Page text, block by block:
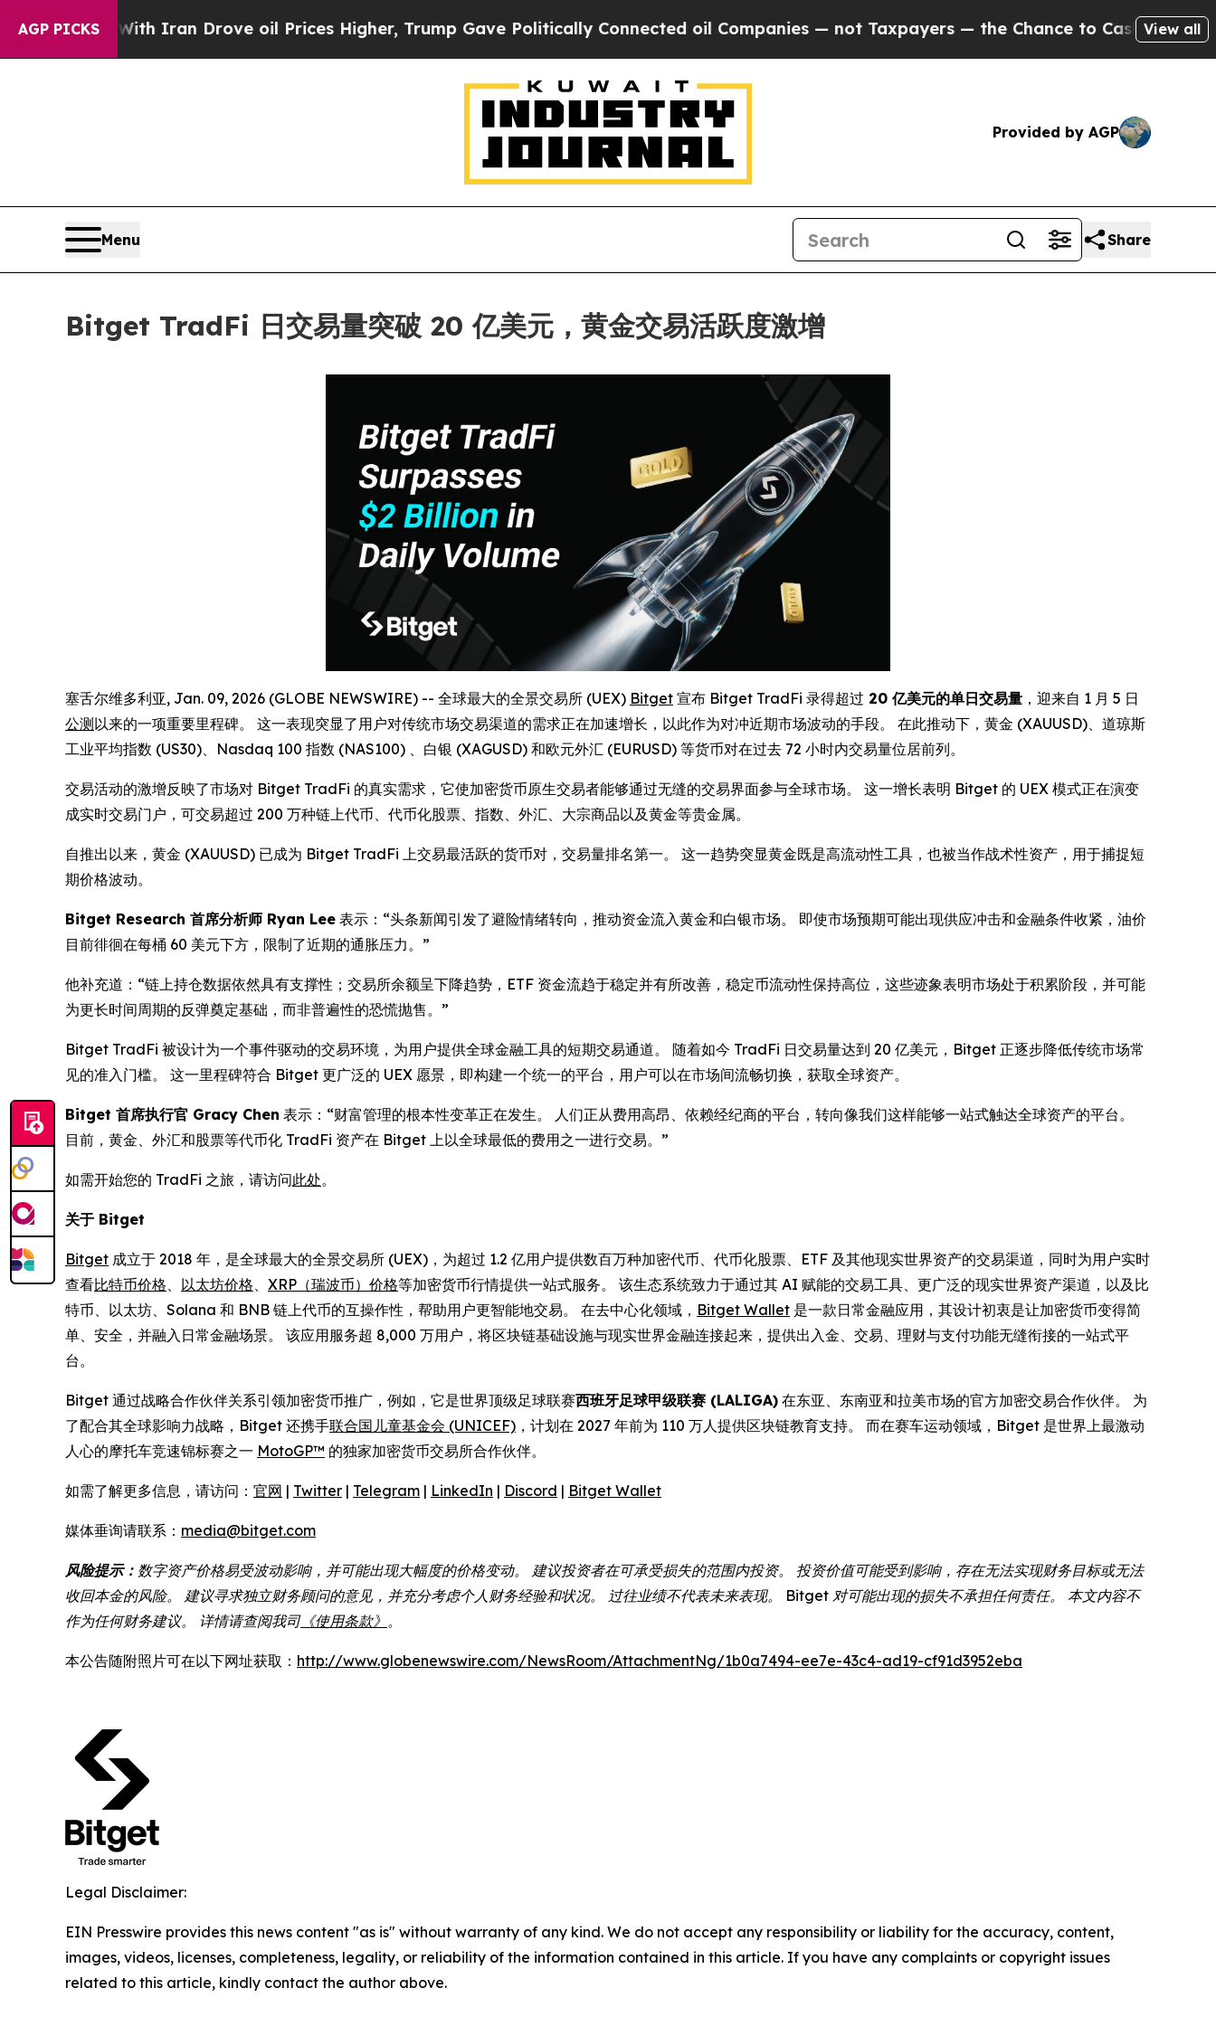
AGP PICKS
With Iran Drove oil Prices Higher, Trump Gave Politically Connected oil Companies — not Taxpayers — the Chance to Cash in on PubliclyView all
Provided by AGP
Menu Share
Bitget TradFi 日交易量突破 20 亿美元，黄金交易活跃度激增
塞舌尔维多利亚, Jan. 09, 2026 (GLOBE NEWSWIRE) -- 全球最大的全景交易所 (UEX) Bitget 宣布 Bitget TradFi 录得超过 20 亿美元的单日交易量 ，迎来自 1 月 5 日
公测以来的一项重要里程碑。 这一表现突显了用户对传统市场交易渠道的需求正在加速增长，以此作为对冲近期市场波动的手段。 在此推动下，黄金 (XAUUSD)、道琼斯
工业平均指数 (US30)、Nasdaq 100 指数 (NAS100) 、白银 (XAGUSD) 和欧元外汇 (EURUSD) 等货币对在过去 72 小时内交易量位居前列。
交易活动的激增反映了市场对 Bitget TradFi 的真实需求，它使加密货币原生交易者能够通过无缝的交易界面参与全球市场。 这一增长表明 Bitget 的 UEX 模式正在演变
成实时交易门户，可交易超过 200 万种链上代币、代币化股票、指数、外汇、大宗商品以及黄金等贵金属。
自推出以来，黄金 (XAUUSD) 已成为 Bitget TradFi 上交易最活跃的货币对，交易量排名第一。 这一趋势突显黄金既是高流动性工具，也被当作战术性资产，用于捕捉短
期价格波动。
Bitget Research 首席分析师 Ryan Lee 表示：“头条新闻引发了避险情绪转向，推动资金流入黄金和白银市场。 即使市场预期可能出现供应冲击和金融条件收紧，油价
目前徘徊在每桶 60 美元下方，限制了近期的通胀压力。”
他补充道：“链上持仓数据依然具有支撑性；交易所余额呈下降趋势，ETF 资金流趋于稳定并有所改善，稳定币流动性保持高位，这些迹象表明市场处于积累阶段，并可能
为更长时间周期的反弹奠定基础，而非普遍性的恐慌抛售。”
Bitget TradFi 被设计为一个事件驱动的交易环境，为用户提供全球金融工具的短期交易通道。 随着如今 TradFi 日交易量达到 20 亿美元，Bitget 正逐步降低传统市场常
见的准入门槛。 这一里程碑符合 Bitget 更广泛的 UEX 愿景，即构建一个统一的平台，用户可以在市场间流畅切换，获取全球资产。
Bitget 首席执行官 Gracy Chen 表示：“财富管理的根本性变革正在发生。 人们正从费用高昂、依赖经纪商的平台，转向像我们这样能够一站式触达全球资产的平台。
目前，黄金、外汇和股票等代币化 TradFi 资产在 Bitget 上以全球最低的费用之一进行交易。”
如需开始您的 TradFi 之旅，请访问此处。
关于 Bitget
Bitget 成立于 2018 年，是全球最大的全景交易所 (UEX)，为超过 1.2 亿用户提供数百万种加密代币、代币化股票、ETF 及其他现实世界资产的交易渠道，同时为用户实时
查看比特币价格 以太坊价格 XRP（瑞波币）价格等加密货币行情提供一站式服务。 该生态系统致力于通过其 AI 赋能的交易工具、更广泛的现实世界资产渠道，以及比
特币、以太坊、Solana 和 BNB 链上代币的互操作性，帮助用户更智能地交易。 在去中心化领域， Bitget Wallet 是一款日常金融应用，其设计初衷是让加密货币变得简
单、安全，并融入日常金融场景。 该应用服务超 8,000 万用户，将区块链基础设施与现实世界金融连接起来，提供出入金、交易、理财与支付功能无缝衔接的一站式平
台。
Bitget 通过战略合作伙伴关系引领加密货币推广，例如，它是世界顶级足球联赛西班牙足球甲级联赛 (LALIGA) 在东亚、东南亚和拉美市场的官方加密交易合作伙伴。 为
了配合其全球影响力战略，Bitget 还携手联合国儿童基金会 (UNICEF) ，计划在 2027 年前为 110 万人提供区块链教育支持。 而在赛车运动领域，Bitget 是世界上最激动
人心的摩托车竞速锦标赛之一 MotoGP™ 的独家加密货币交易所合作伙伴。
如需了解更多信息，请访问： 官网 | Twitter | Telegram | LinkedIn | Discord | Bitget Wallet
媒体垂询请联系： media@bitget.com
风险提示： 数字资产价格易受波动影响，并可能出现大幅度的价格变动。 建议投资者在可承受损失的范围内投资。 投资价值可能受到影响，存在无法实现财务目标或无法
收回本金的风险。 建议寻求独立财务顾问的意见，并充分考虑个人财务经验和状况。 过往业绩不代表未来表现。 Bitget 对可能出现的损失不承担任何责任。 本文内容不
作为任何财务建议。 详情请查阅我司《使用条款》 。
本公告随附照片可在以下网址获取： http://www.globenewswire.com/NewsRoom/AttachmentNg/1b0a7494-ee7e-43c4-ad19-cf91d3952eba
Legal Disclaimer:
EIN Presswire provides this news content "as is" without warranty of any kind. We do not accept any responsibility or liability for the accuracy, content,
images, videos, licenses, completeness, legality, or reliability of the information contained in this article. If you have any complaints or copyright issues
related to this article, kindly contact the author above.